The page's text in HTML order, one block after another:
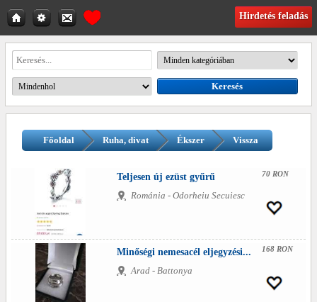
Hirdetés feladás
Főoldal Ruha, divat Ékszer Vissza
Teljesen új ezüst gyűrű
Románia - Odorheiu Secuiesc
70 RON
Minőségi nemesacél eljegyzési...
Arad - Battonya
168 RON